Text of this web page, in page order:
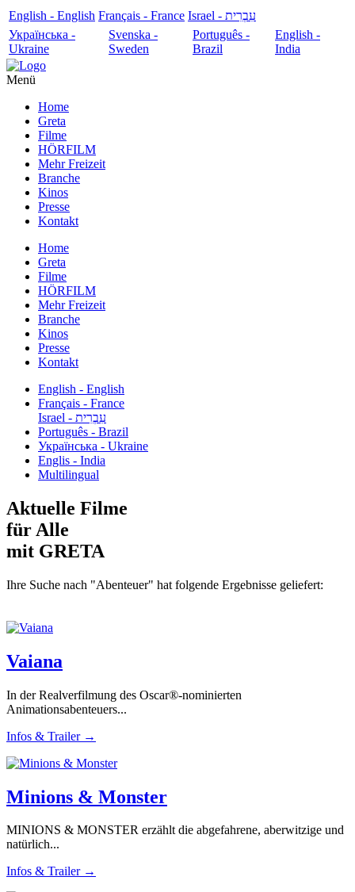
English - English Français - France
עִבְרִית - Israel
Українська -
Ukraine
Svenska -
Sweden
Português -
Brazil
English -
India
Menü
Home
Greta
Filme
HÖRFILM
Mehr Freizeit
Branche
Kinos
Presse
Kontakt
Home
Greta
Filme
HÖRFILM
Mehr Freizeit
Branche
Kinos
Presse
Kontakt
English - English
Français - France
עִבְרִית - Israel
Português - Brazil
Українська - Ukraine
Englis - India
Multilingual
Aktuelle Filme
für Alle
mit GRETA
Ihre Suche nach "Abenteuer" hat folgende Ergebnisse geliefert:
Vaiana
In der Realverfilmung des Oscar®-nominierten
Animationsabenteuers...
Infos & Trailer →
Minions & Monster
MINIONS & MONSTER erzählt die abgefahrene, aberwitzige und
natürlich...
Infos & Trailer →